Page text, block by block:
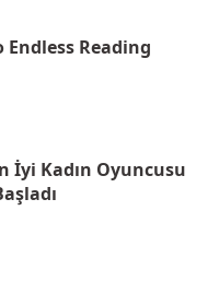
Reading
İyi Kadın Oyuncusu